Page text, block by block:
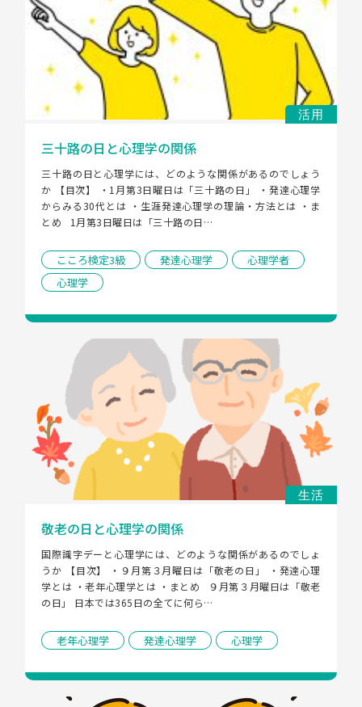
活用
三十路の日と心理学の関係
三十路の日と心理学には、どのような関係があるのでしょう
か 【目次】 ・1月第3日曜日は「三十路の日」 ・発達心理学
からみる30代とは ・生涯発達心理学の理論・方法とは ・ま
とめ   1月第3日曜日は「三十路の日…
こころ検定3級 発達心理学
心理学者
心理学
生活
敬老の日と心理学の関係
国際識字デーと心理学には、どのような関係があるのでしょ
うか 【目次】 ・９月第３月曜日は「敬老の日」 ・発達心理
学とは ・老年心理学とは ・まとめ   ９月第３月曜日は「敬老
の日」 日本では365日の全てに何ら…
老年心理学 発達心理学 心理学